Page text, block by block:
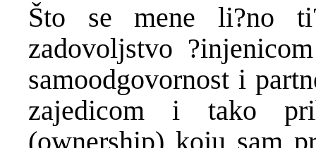
Što se mene li?no
zadovoljstvo
samoodgovornost i
zajedicom i tako
(ownership) koju sam